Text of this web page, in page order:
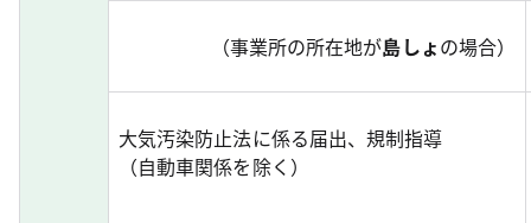
（事業所の所在地が島しょの場合）
大気汚染防止法に係る届出、規制指導
（自動車関係を除く）